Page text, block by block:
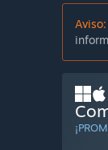
Aviso: